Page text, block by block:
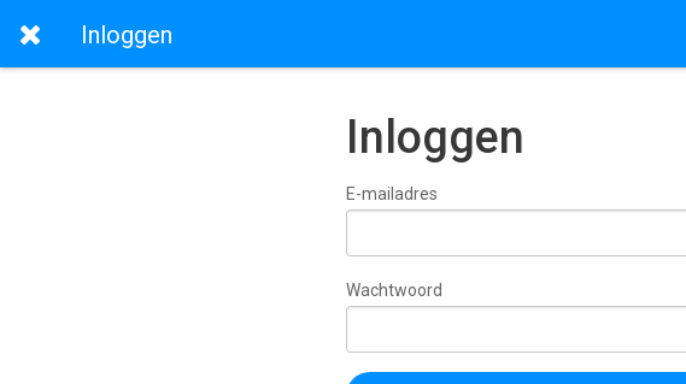
Inloggen
Inloggen
E-mailadres
Wachtwoord